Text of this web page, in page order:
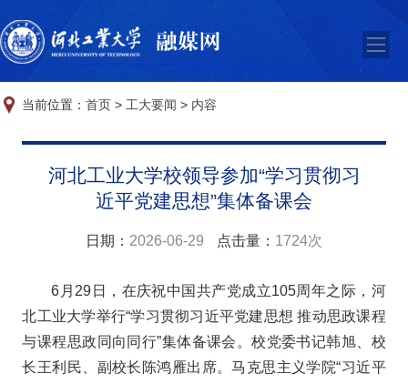
当前位置：首页 > 工大要闻 > 内容
河北工业大学校领导参加“学习贯彻习
近平党建思想”集体备课会
日期： 2026-06-29 点击量： 1724次
6月29日，在庆祝中国共产党成立105周年之际，河
北工业大学举行“学习贯彻习近平党建思想 推动思政课程
与课程思政同向同行”集体备课会。校党委书记韩旭、校
长王利民、副校长陈鸿雁出席。马克思主义学院“习近平